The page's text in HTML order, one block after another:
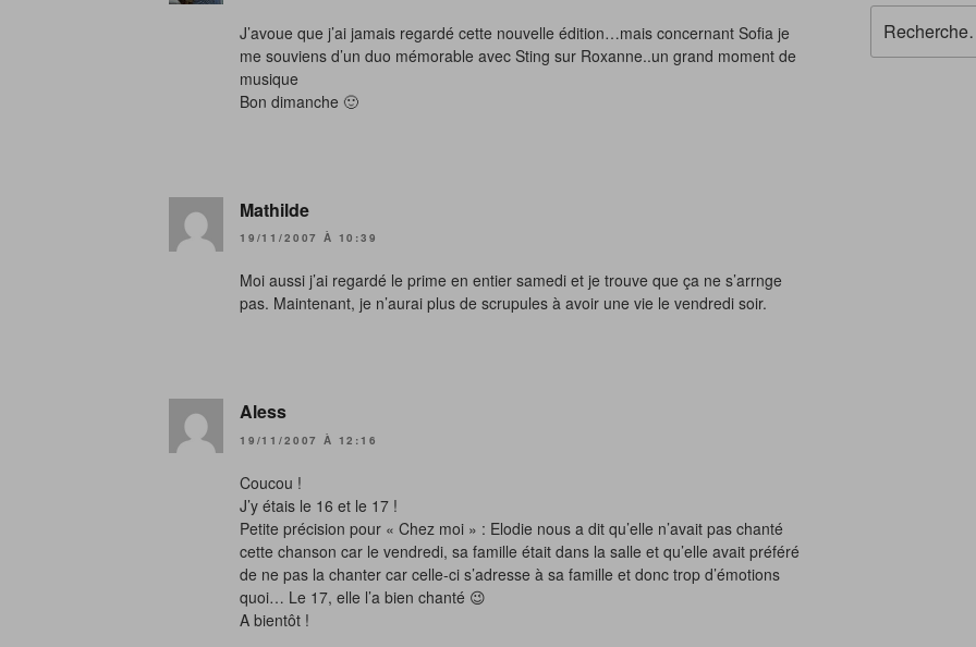
J’avoue que j’ai jamais regardé cette nouvelle édition…mais concernant Sofia je
me souviens d’un duo mémorable avec Sting sur Roxanne..un grand moment de
musique
Bon dimanche 🙂
Mathilde
19/11/2007 À 10:39
Moi aussi j’ai regardé le prime en entier samedi et je trouve que ça ne s’arrnge
pas. Maintenant, je n’aurai plus de scrupules à avoir une vie le vendredi soir.
Aless
19/11/2007 À 12:16
Coucou !
J’y étais le 16 et le 17 !
Petite précision pour « Chez moi » : Elodie nous a dit qu’elle n’avait pas chanté
cette chanson car le vendredi, sa famille était dans la salle et qu’elle avait préféré
de ne pas la chanter car celle-ci s’adresse à sa famille et donc trop d’émotions
quoi… Le 17, elle l’a bien chanté 😉
A bientôt !
pour
: